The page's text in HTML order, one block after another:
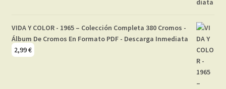
VIDA Y COLOR - 1965 – Colección Completa 380 Cromos -
Álbum De Cromos En Formato PDF - Descarga Inmediata
2,99€